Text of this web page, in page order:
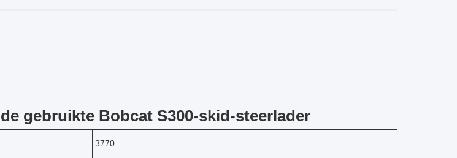
gebruikte Bobcat S300-skid-steerlader
3770